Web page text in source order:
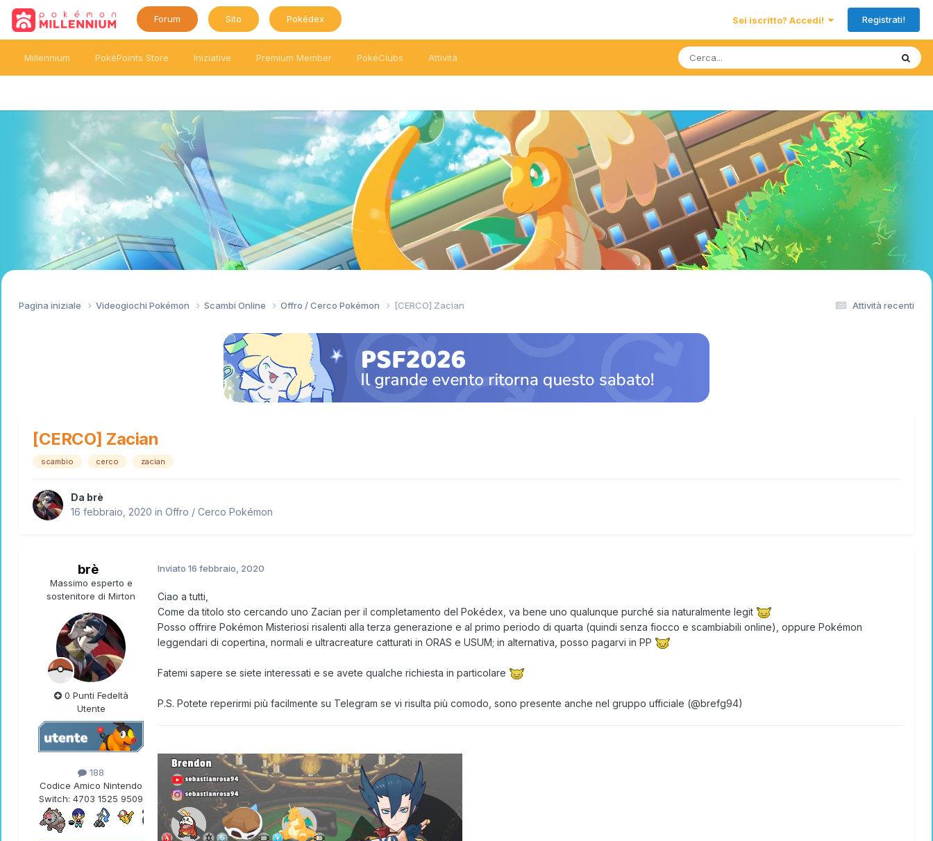
Forum Sito Pokédex Sei iscritto? Accedi! Registrati!
Millennium PokéPoints Store Iniziative Premium Member PokéClubs Attività
Attività recenti
Pagina iniziale Videogiochi Pokémon Scambi Online Offro / Cerco Pokémon [CERCO] Zacian
[CERCO] Zacian
scambio cerco zacian
Da brè
16 febbraio, 2020 in Offro / Cerco Pokémon
brè
Massimo esperto e
sostenitore di Mirton
0 Punti Fedeltà
Utente
188
Codice Amico Nintendo
Switch: 4703 1525 9509
Inviato 16 febbraio, 2020
Ciao a tutti,
Come da titolo sto cercando uno Zacian per il completamento del Pokédex, va bene uno qualunque purché sia naturalmente legit
Posso offrire Pokémon Misteriosi risalenti alla terza generazione e al primo periodo di quarta (quindi senza fiocco e scambiabili online), oppure Pokémon
leggendari di copertina, normali e ultracreature catturati in ORAS e USUM; in alternativa, posso pagarvi in PP
Fatemi sapere se siete interessati e se avete qualche richiesta in particolare
P.S. Potete reperirmi più facilmente su Telegram se vi risulta più comodo, sono presente anche nel gruppo ufficiale (@brefg94)